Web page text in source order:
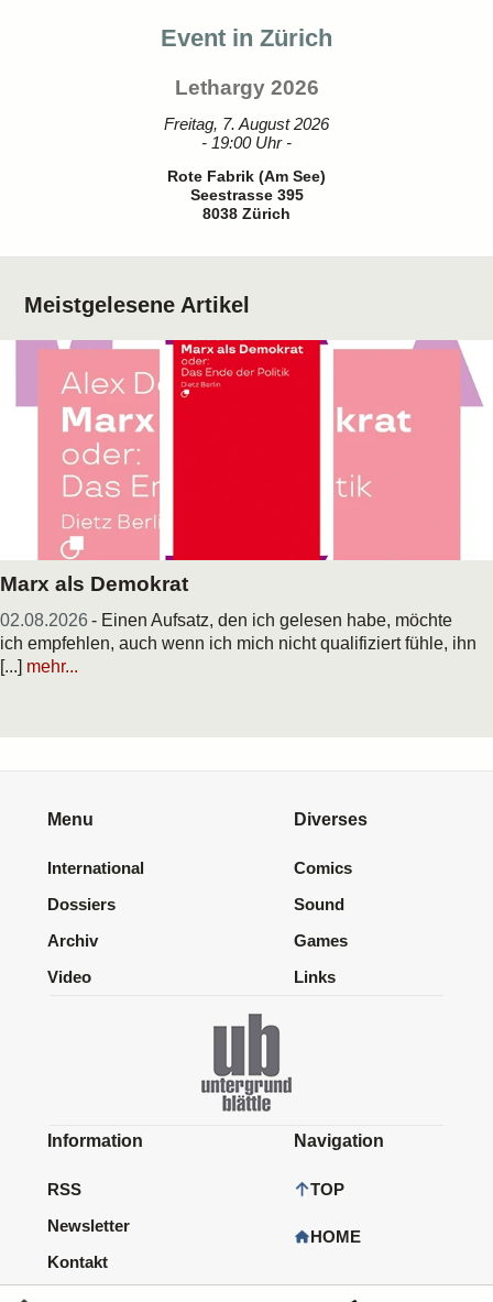
Event in Zürich
Lethargy 2026
Freitag, 7. August 2026
- 19:00 Uhr -
Rote Fabrik (Am See)
Seestrasse 395
8038 Zürich
Meistgelesene Artikel
Marx als Demokrat
02.08.2026 - Einen Aufsatz, den ich gelesen habe, möchte
ich empfehlen, auch wenn ich mich nicht qualifiziert fühle, ihn
[...] mehr...
Menu
International
Dossiers
Archiv
Video
Diverses
Comics
Sound
Games
Links
Information
RSS
Newsletter
Kontakt
Navigation
TOP
HOME